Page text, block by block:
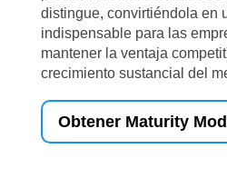
distingue, convirtiéndola en
indispensable para las
mantener la ventaja
crecimiento sustancial del
Obtener Maturity